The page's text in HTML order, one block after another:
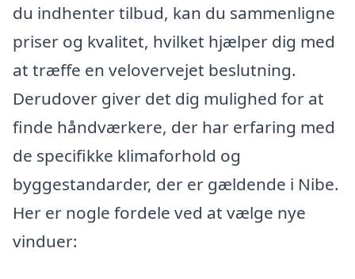
du indhenter tilbud, kan du sammenligne
priser og kvalitet, hvilket hjælper dig med
at træffe en velovervejet beslutning.
Derudover giver det dig mulighed for at
finde håndværkere, der har erfaring med
de specifikke klimaforhold og
byggestandarder, der er gældende i Nibe.
Her er nogle fordele ved at vælge nye
vinduer: